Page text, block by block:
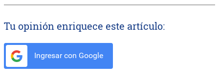
Tu opinión enriquece este artículo:
Ingresar con Google